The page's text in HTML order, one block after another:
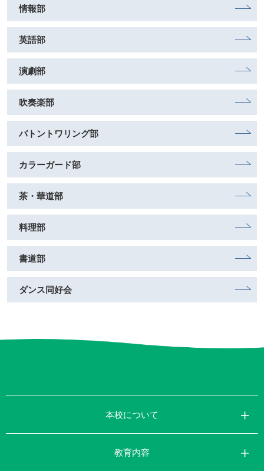
情報部
英語部
演劇部
吹奏楽部
バトントワリング部
カラーガード部
茶・華道部
料理部
書道部
ダンス同好会
本校について
教育内容